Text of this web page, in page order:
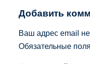
Добавить
Ваш адрес email не
Обязательные